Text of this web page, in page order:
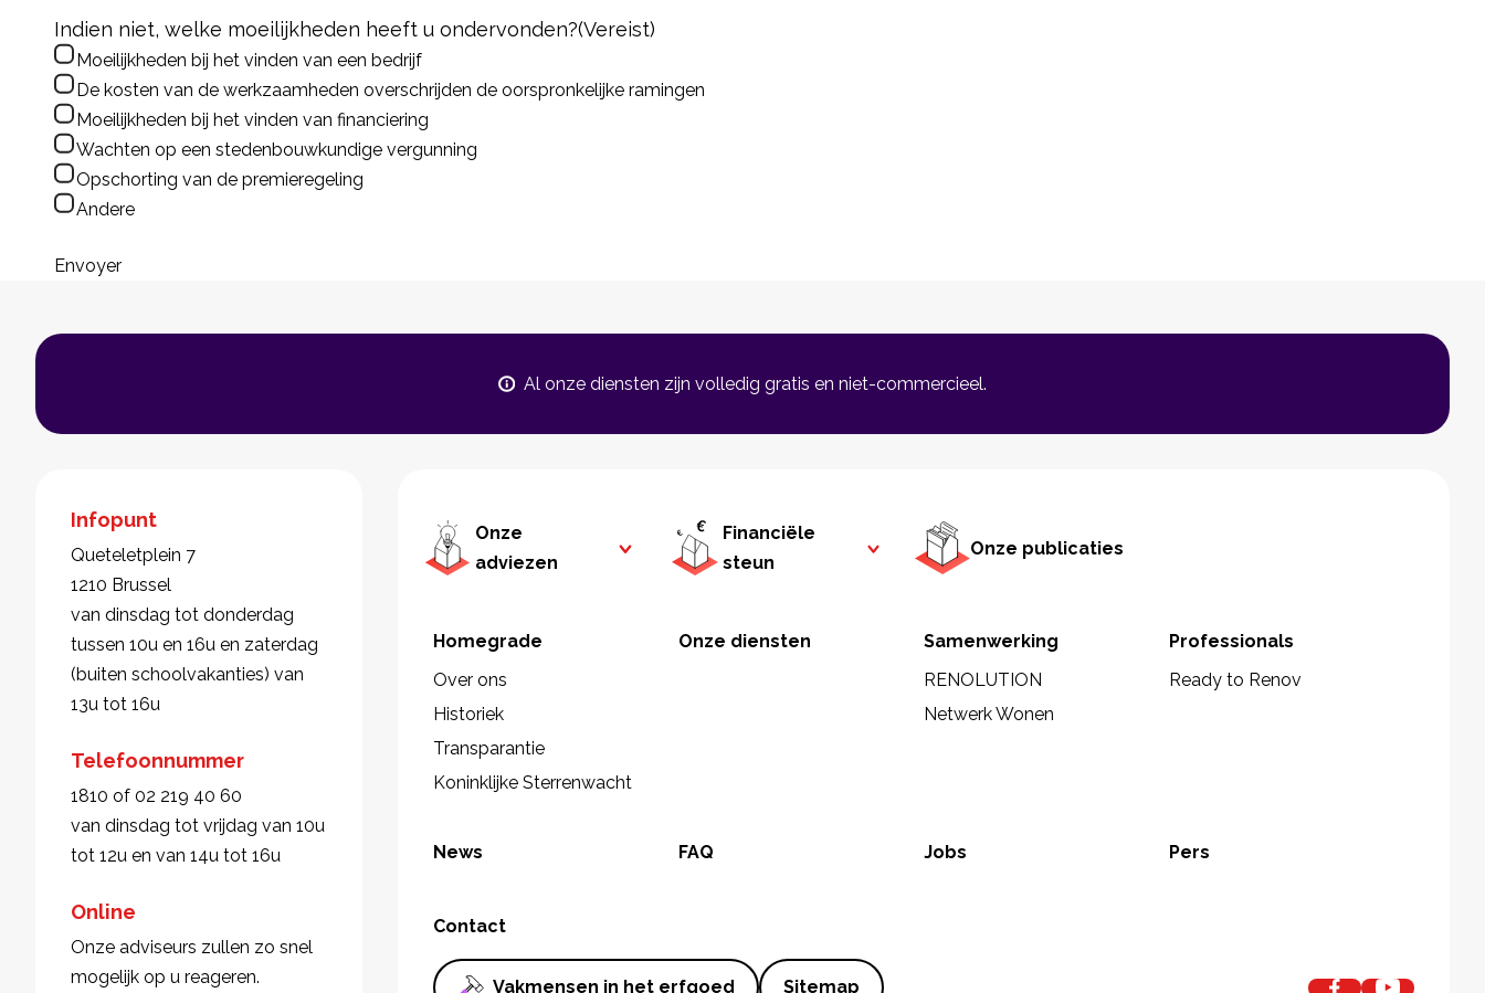
Indien niet, welke moeilijkheden heeft u ondervonden?(Vereist)
Moeilijkheden bij het vinden van een bedrijf
De kosten van de werkzaamheden overschrijden de oorspronkelijke ramingen
Moeilijkheden bij het vinden van financiering
Wachten op een stedenbouwkundige vergunning
Opschorting van de premieregeling
Andere
Envoyer
Al onze diensten zijn volledig gratis en niet-commercieel.
Infopunt
Queteletplein 7
1210 Brussel
van dinsdag tot donderdag
tussen 10u en 16u en zaterdag
(buiten schoolvakanties) van
13u tot 16u
Telefoonnummer
1810 of 02 219 40 60
van dinsdag tot vrijdag van 10u
tot 12u en van 14u tot 16u
Online
Onze adviseurs zullen zo snel
mogelijk op u reageren.
Onze
adviezen
Financiële
steun
Onze publicaties
Homegrade
Over ons
Historiek
Transparantie
Koninklijke Sterrenwacht
Onze diensten
Samenwerking
RENOLUTION
Netwerk Wonen
Professionals
Ready to Renov
News FAQ Jobs Pers
Contact
Vakmensen in het erfgoed Sitemap